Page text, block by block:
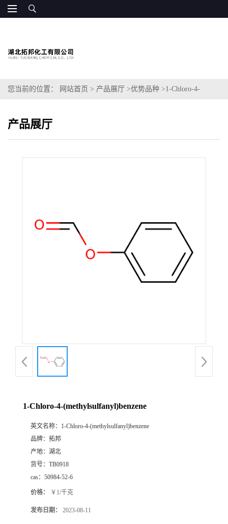
您当前的位置： 网站首页 > 产品展厅 >优势品种 >1-Chloro-4-
产品展厅
1-Chloro-4-(methylsulfanyl)benzene
英文名称： 1-Chloro-4-(methylsulfanyl)benzene
品牌： 拓邦
产地： 湖北
货号： TB0918
cas： 50984-52-6
价格： ￥1/千克
发布日期： 2023-08-11